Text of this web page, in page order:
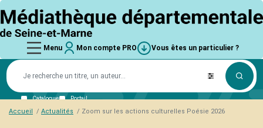
au
contenu
logo
main_menu
Main
navigation
Menu
La
MD77
L'équipe
Schéma départemental
user_account
User
account
menu
Mon compte PRO
compte
PRO
Connexion
Mot de passe perdu
Vous
êtes
un
Vous
êtes
particulier
?
Vous êtes un particulier ?
Vous êtes
particulier
?
Ressources numériques
Catalogue Portail
Accueil Actualités Zoom sur les actions culturelles Poésie 2026